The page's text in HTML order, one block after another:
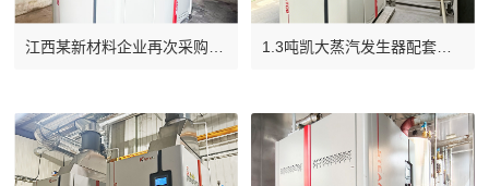
江西某新材料企业再次采购一
1.3吨凯大蒸汽发生器配套石